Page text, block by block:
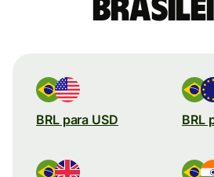
BRL para USD BRL